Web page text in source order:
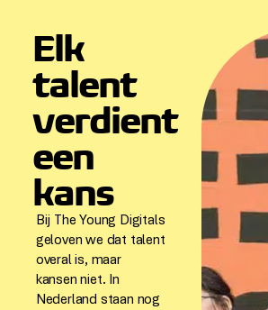
Elk
talent
verdient
een
kans
Bij The Young Digitals
geloven we dat talent
overal is, maar
kansen niet. In
Nederland staan nog